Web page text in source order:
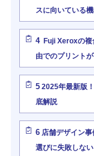
スに向いている機
4Fuji Xeroxの複
由でのプリント
52025年最新版
底解説
6店舗デザイン事
選びに失敗しな